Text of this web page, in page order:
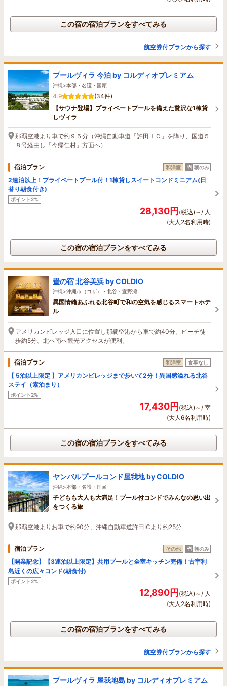
この宿の宿泊プランをすべてみる
航空券付プランから探す
プールヴィラ 今泊 by コルディオプレミアム
沖縄>本部・名護・国頭
4.9
(34件)
【サウナ登場】プライベートプールを備えた贅沢な1棟貸
しヴィラ
那覇空港より車で約９５分（沖縄自動車道「許田ＩＣ」を降り、国道５
８号経由し「今帰仁村」方面へ）
宿泊プラン 和洋室 朝のみ
2連泊以上！プライベートプール付！1棟貸しスイートコンドミニアム(日
替り朝食付き)
ポイント2%
28,130円(税込)～/ 人
(大人2名利用時)
この宿の宿泊プランをすべてみる
畳の宿 北谷美浜 by COLDIO
沖縄>沖縄市（コザ）・北谷・宜野湾
異国情緒あふれる北谷町で和の空気を感じるスマートホテ
ル
アメリカンビレッジ入口に位置し那覇空港から車で約40分。ビーチ徒
歩約5分。北へ南へ観光アクセスが便利。
宿泊プラン 和洋室 食事なし
【 5泊以上限定 】アメリカンビレッジまで歩いて2分！異国感溢れる北谷
ステイ（素泊まり）
ポイント2%
17,430円(税込)～/ 室
(大人6名利用時)
この宿の宿泊プランをすべてみる
ヤンバルプールコンド屋我地 by COLDIO
沖縄>本部・名護・国頭
子どもも大人も大満足！プール付コンドでみんなの思い出
をつくる旅
那覇空港よりお車で約90分、沖縄自動車道許田ICより約25分
宿泊プラン その他 朝のみ
【開業記念】【3連泊以上限定】共用プールと全室キッチン完備！古宇利
島近くの広々コンド(朝食付)
ポイント2%
12,890円(税込)～/ 人
(大人2名利用時)
この宿の宿泊プランをすべてみる
航空券付プランから探す
プールヴィラ 屋我地島 by コルディオプレミアム